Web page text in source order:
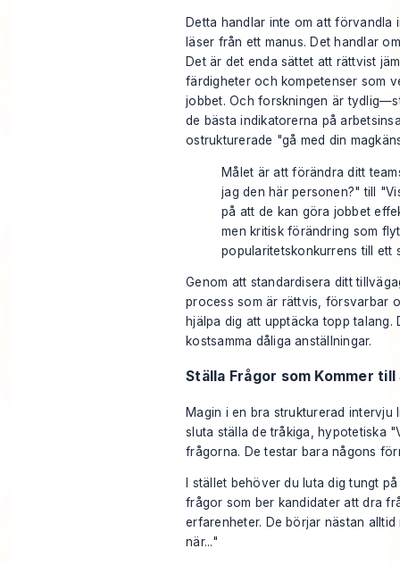
Detta handlar inte om att
läser från ett manus. Det handlar
Det är det enda sättet att rättvist
färdigheter och kompetenser som
jobbet. Och forskningen är
de bästa indikatorerna på
ostrukturerade "gå med din
Målet är att förändra ditt
jag den här personen?" till
på att de kan göra jobbet
men kritisk förändring som
popularitetskonkurrens till ett
Genom att standardisera ditt
process som är rättvis, försvarbar
hjälpa dig att upptäcka topp talang.
kostsamma dåliga anställningar.
Ställa Frågor som Kommer till
Magin i en bra strukturerad intervju
sluta ställa de tråkiga, hypotetiska
frågorna. De testar bara någons
I stället behöver du luta dig tungt
frågor som ber kandidater att dra
erfarenheter. De börjar nästan
när..."